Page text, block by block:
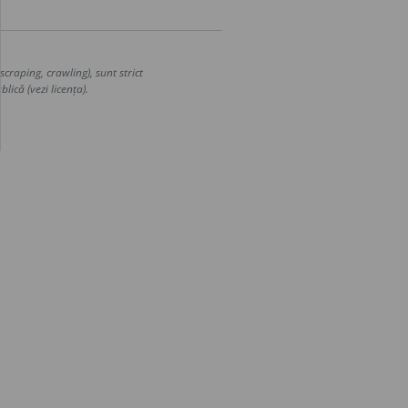
crawling), sunt strict
(vezi licența).